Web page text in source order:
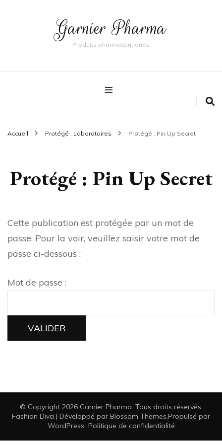
Garnier Pharma
Produits pharmaceutiques
Accueil Protégé : Laboratoires Protégé : Pin Up Secret
Protégé : Pin Up Secret
Cette publication est protégée par un mot de
passe. Pour la voir, veuillez saisir votre mot de
passe ci-dessous :
Mot de passe :
© Copyright 2026 Garnier Pharma. Tous droits réservés.
Fashion Diva | Développé par Blossom Themes.Propulsé par
WordPress. Politique de confidentialité